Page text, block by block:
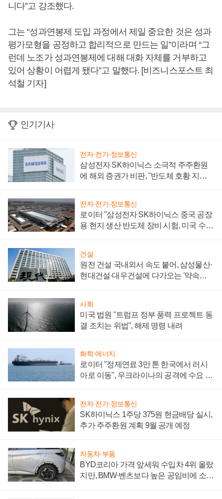
니다”고 강조했다.
그는 “성과연봉제 도입 과정에서 제일 중요한 것은 성과
평가모형을 공정하고 합리적으로 만드는 일”이라며 “그
런데 노조가 성과연봉제에 대해 대화 자체를 거부하고
있어 상황이 어렵게 됐다”고 말했다. [비즈니스포스트 최
석철 기자]
인기기사
전자·전기·정보통신
삼성전자 SK하이닉스 소극적 주주환원
에 해외 증권가 비판, "반도체 호황 지속
전자·전기·정보통신
로이터 "삼성전자 SK하이닉스 중국 공장
용 현지 생산 반도체 장비 시험, 미국 수출
건설
원전 건설 국내외서 속도 붙어, 삼성물산·
현대건설·대우건설에 다가오는 '약속의
사회
미국 법원 "트럼프 정부 풍력 프로젝트 동
결 조치는 위법", 해제 명령 내려
화학·에너지
로이터 "정제연료 3만 톤 한국에서 러시
아로 이동", 우크라이나의 공격에 수요 늘
전자·전기·정보통신
SK하이닉스 1주당 375원 현금배당 실시,
추가 주주환원 계획 9월 공개 예정
자동차·부품
BYD코리아 가격 앞세워 수입차 4위 올랐
지만, BMW·벤츠보다 높은 공임비에 소비